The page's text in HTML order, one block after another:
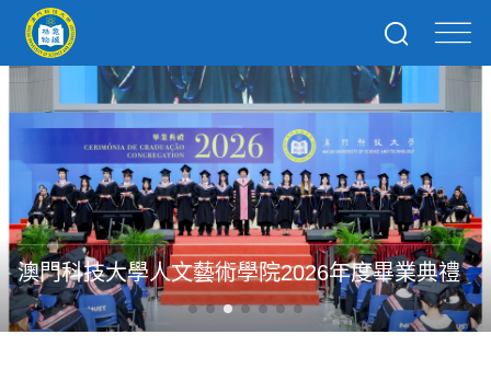
澳門科技大學人文藝術學院2026年度畢業典禮